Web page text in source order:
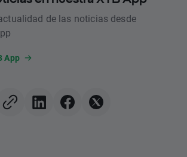
de las noticias desde
App